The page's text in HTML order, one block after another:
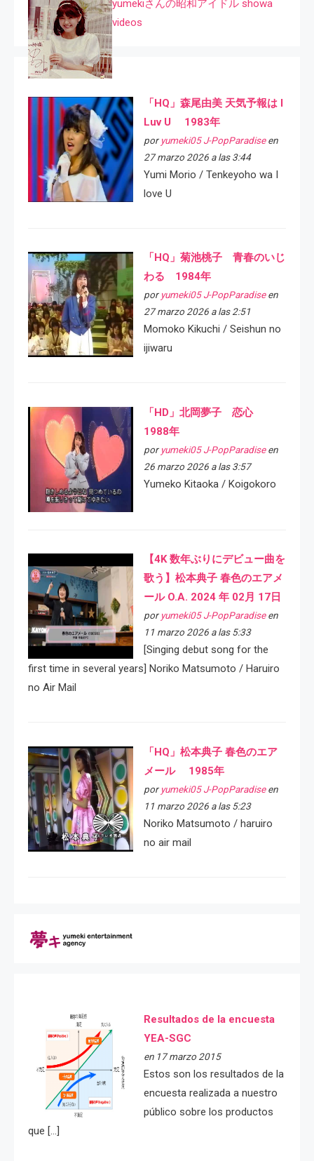
yumekiさんの昭和アイドル showa
videos
「HQ」森尾由美 天気予報は I
Luv U 1983年
por yumeki05 J-PopParadiseen
27 marzo 2026 a las 3:44
Yumi Morio / Tenkeyoho wa I
love U
「HQ」菊池桃子 青春のいじ
わる 1984年
por yumeki05 J-PopParadiseen
27 marzo 2026 a las 2:51
Momoko Kikuchi / Seishun no
ijiwaru
「HD」北岡夢子 恋心
1988年
por yumeki05 J-PopParadiseen
26 marzo 2026 a las 3:57
Yumeko Kitaoka / Koigokoro
【4K 数年ぶりにデビュー曲を
歌う】松本典子 春色のエアメ
ール O.A. 2024 年 02月 17日
por yumeki05 J-PopParadiseen
11 marzo 2026 a las 5:33
[Singing debut song for the
first time in several years] Noriko Matsumoto / Haruiro
no Air Mail
「HQ」松本典子 春色のエア
メール 1985年
por yumeki05 J-PopParadiseen
11 marzo 2026 a las 5:23
Noriko Matsumoto / haruiro
no air mail
Resultados de la encuesta
YEA-SGC
en 17 marzo 2015
Estos son los resultados de la
encuesta realizada a nuestro
público sobre los productos
que […]